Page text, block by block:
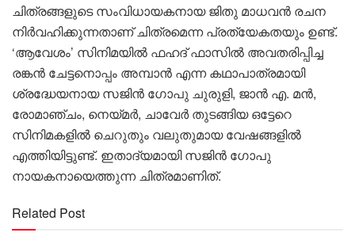
ചിത്രങ്ങളുടെ സംവിധായകനായ ജിതു മാധവന്‍ രചന
നിര്‍വഹിക്കുന്നതാണ് ചിത്രമെന്ന പ്രത്യേകതയും ഉണ്ട്.
‘ആവേശം’ സിനിമയില്‍ ഫഹദ് ഫാസില്‍ അവതരിപ്പിച്ച
രങ്കന്‍ ചേട്ടനൊപ്പം അമ്പാന്‍ എന്ന കഥാപാത്രമായി
ശ്രദ്ധേയനായ സജിന്‍ ഗോപു ചുരുളി, ജാന്‍ എ. മന്‍,
രോമാഞ്ചം, നെയ്മര്‍, ചാവേര്‍ തുടങ്ങിയ ഒട്ടേറെ
സിനിമകളില്‍ ചെറുതും വലുതുമായ വേഷങ്ങളില്‍
എത്തിയിട്ടുണ്ട്. ഇതാദ്യമായി സജിന്‍ ഗോപു
നായകനായെത്തുന്ന ചിത്രമാണിത്.
Related Post